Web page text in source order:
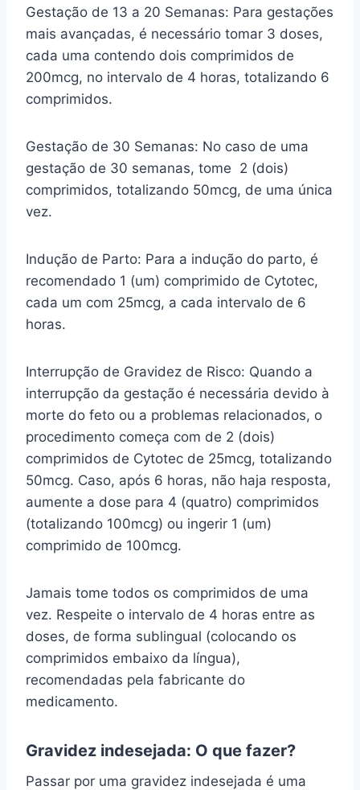
Gestação de 13 a 20 Semanas: Para gestações
mais avançadas, é necessário tomar 3 doses,
cada uma contendo dois comprimidos de
200mcg, no intervalo de 4 horas, totalizando 6
comprimidos.
Gestação de 30 Semanas: No caso de uma
gestação de 30 semanas, tome 2 (dois)
comprimidos, totalizando 50mcg, de uma única
vez.
Indução de Parto: Para a indução do parto, é
recomendado 1 (um) comprimido de Cytotec,
cada um com 25mcg, a cada intervalo de 6
horas.
Interrupção de Gravidez de Risco: Quando a
interrupção da gestação é necessária devido à
morte do feto ou a problemas relacionados, o
procedimento começa com de 2 (dois)
comprimidos de Cytotec de 25mcg, totalizando
50mcg. Caso, após 6 horas, não haja resposta,
aumente a dose para 4 (quatro) comprimidos
(totalizando 100mcg) ou ingerir 1 (um)
comprimido de 100mcg.
Jamais tome todos os comprimidos de uma
vez. Respeite o intervalo de 4 horas entre as
doses, de forma sublingual (colocando os
comprimidos embaixo da língua),
recomendadas pela fabricante do
medicamento.
Gravidez indesejada: O que fazer?
Passar por uma gravidez indesejada é uma